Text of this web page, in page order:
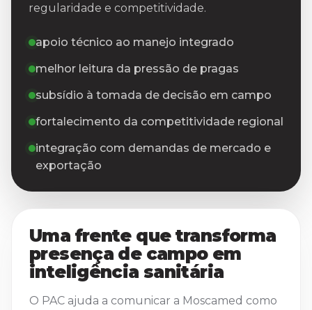
regularidade e competitividade.
apoio técnico ao manejo integrado
melhor leitura da pressão de pragas
subsídio à tomada de decisão em campo
fortalecimento da competitividade regional
integração com demandas de mercado e
exportação
Uma frente que transforma
presença de campo em
inteligência sanitária
O PAC ajuda a comunicar a Moscamed como